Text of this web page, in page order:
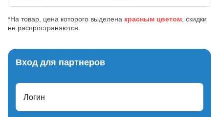
*На товар, цена которого выделена красным цветом , скидки
не распространяются.
Вход для партнеров
Логин